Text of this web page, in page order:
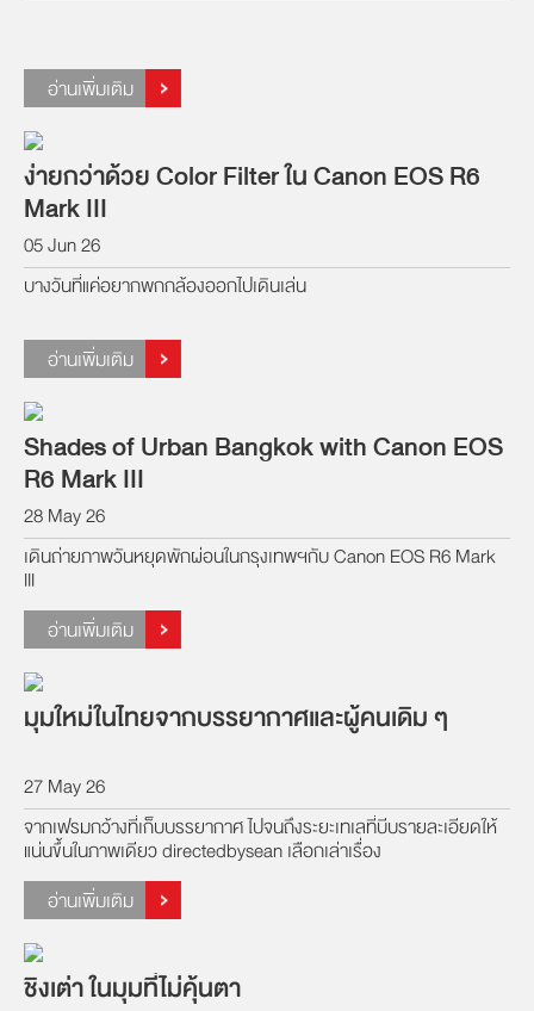
อ่านเพิ่มเติม
ง่ายกว่าด้วย Color Filter ใน Canon EOS R6
Mark III
05 Jun 26
บางวันที่แค่อยากพกกล้องออกไปเดินเล่น
อ่านเพิ่มเติม
Shades of Urban Bangkok with Canon EOS
R6 Mark III
28 May 26
เดินถ่ายภาพวันหยุดพักผ่อนในกรุงเทพฯกับ Canon EOS R6 Mark
III
อ่านเพิ่มเติม
มุมใหม่ในไทยจากบรรยากาศและผู้คนเดิม ๆ
27 May 26
จากเฟรมกว้างที่เก็บบรรยากาศ ไปจนถึงระยะเทเลที่บีบรายละเอียดให้
แน่นขึ้นในภาพเดียว directedbysean เลือกเล่าเรื่อง
อ่านเพิ่มเติม
ชิงเต่า ในมุมที่ไม่คุ้นตา